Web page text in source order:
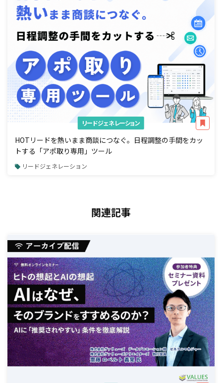
リードジェネレーション
HOTリードを熱いまま商談につなぐ。日程調整の手間をカッ
トする「アポ取り専用」ツール
リードジェネレーション
関連記事